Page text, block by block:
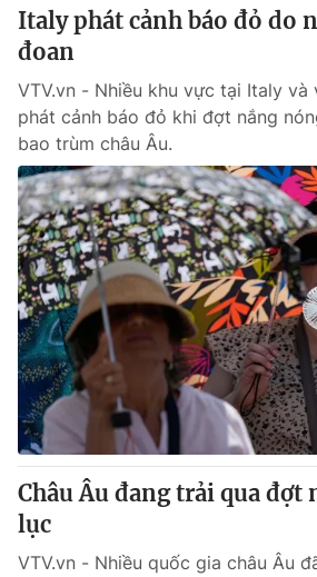
Italy phát cảnh báo đỏ do
đoan
VTV.vn - Nhiều khu vực tại Italy và
phát cảnh báo đỏ khi đợt nắng
bao trùm châu Âu.
Châu Âu đang trải qua đợt
lục
VTV.vn - Nhiều quốc gia châu Âu